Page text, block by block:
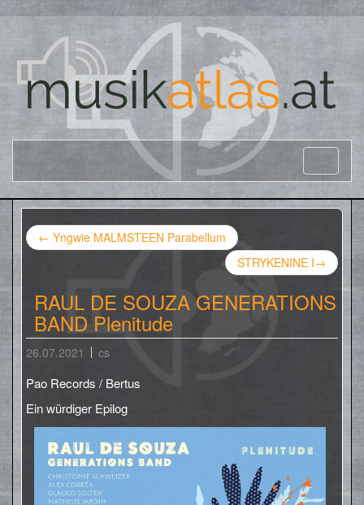
← Yngwie MALMSTEEN Parabellum
STRYKENINE I→
RAUL DE SOUZA GENERATIONS
BAND Plenitude
26.07.2021 cs
Pao Records / Bertus
Ein würdiger Epilog